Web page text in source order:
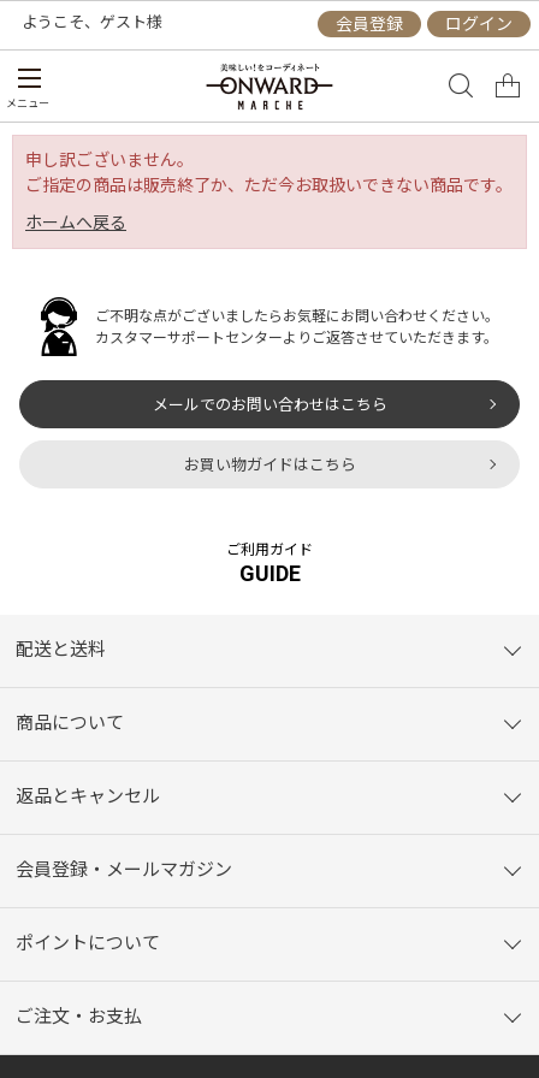
ようこそ、 ゲスト様 会員登録 ログイン
メニュー
申し訳ございません。
ご指定の商品は販売終了か、ただ今お取扱いできない商品です。
ホームへ戻る
ご不明な点がございましたらお気軽にお問い合わせください。
カスタマーサポートセンターよりご返答させていただきます。
メールでのお問い合わせはこちら
お買い物ガイドはこちら
ご利用ガイド
GUIDE
配送と送料
商品について
返品とキャンセル
会員登録・メールマガジン
ポイントについて
ご注文・お支払